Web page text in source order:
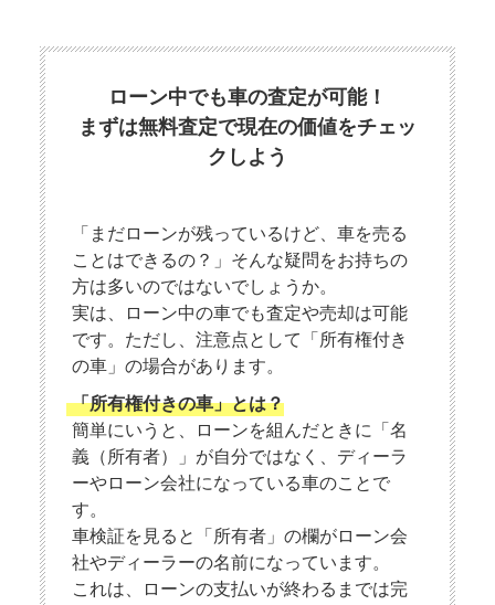
ローン中でも車の査定が可能！
まずは無料査定で現在の価値をチェッ
クしよう
「まだローンが残っているけど、車を売る
ことはできるの？」そんな疑問をお持ちの
方は多いのではないでしょうか。
実は、ローン中の車でも査定や売却は可能
です。ただし、注意点として「所有権付き
の車」の場合があります。
「所有権付きの車」とは？
簡単にいうと、ローンを組んだときに「名
義（所有者）」が自分ではなく、ディーラ
ーやローン会社になっている車のことで
す。
車検証を見ると「所有者」の欄がローン会
社やディーラーの名前になっています。
これは、ローンの支払いが終わるまでは完